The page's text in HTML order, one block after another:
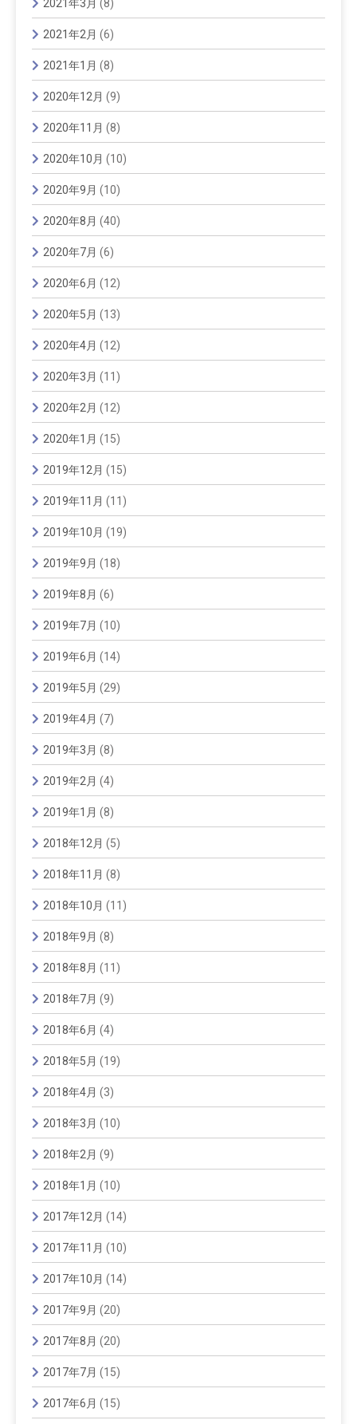
2021年3月 (8)
2021年2月 (6)
2021年1月 (8)
2020年12月 (9)
2020年11月 (8)
2020年10月 (10)
2020年9月 (10)
2020年8月 (40)
2020年7月 (6)
2020年6月 (12)
2020年5月 (13)
2020年4月 (12)
2020年3月 (11)
2020年2月 (12)
2020年1月 (15)
2019年12月 (15)
2019年11月 (11)
2019年10月 (19)
2019年9月 (18)
2019年8月 (6)
2019年7月 (10)
2019年6月 (14)
2019年5月 (29)
2019年4月 (7)
2019年3月 (8)
2019年2月 (4)
2019年1月 (8)
2018年12月 (5)
2018年11月 (8)
2018年10月 (11)
2018年9月 (8)
2018年8月 (11)
2018年7月 (9)
2018年6月 (4)
2018年5月 (19)
2018年4月 (3)
2018年3月 (10)
2018年2月 (9)
2018年1月 (10)
2017年12月 (14)
2017年11月 (10)
2017年10月 (14)
2017年9月 (20)
2017年8月 (20)
2017年7月 (15)
2017年6月 (15)